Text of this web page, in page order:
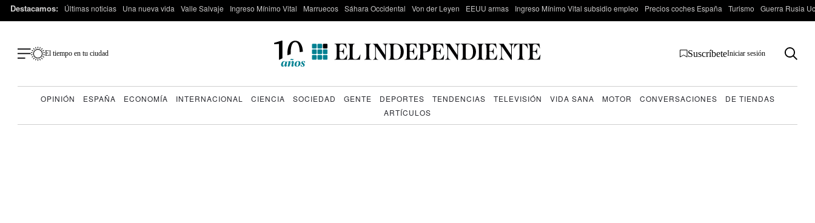
Destacamos: Últimas noticias Una nueva vida Valle Salvaje Ingreso Mínimo Vital Marruecos Sáhara Occidental Von der Leyen EEUU armas Ingreso Mínimo Vital subsidio empleo Precios coches España Turismo Guerra Rusia
El tiempo en tu ciudad SuscríbeteIniciar sesión
OPINIÓN ESPAÑA ECONOMÍA INTERNACIONAL CIENCIA SOCIEDAD GENTE DEPORTES TENDENCIAS TELEVISIÓN VIDA SANA MOTOR CONVERSACIONES
DE TIENDAS
ARTÍCULOS